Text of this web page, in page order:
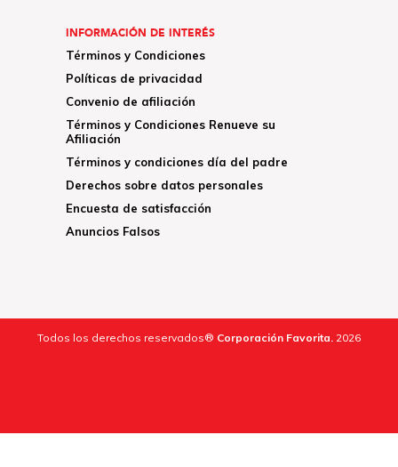
INFORMACIÓN DE INTERÉS
Términos y Condiciones
Políticas de privacidad
Convenio de afiliación
Términos y Condiciones Renueve su
Afiliación
Términos y condiciones día del padre
Derechos sobre datos personales
Encuesta de satisfacción
Anuncios Falsos
Todos los derechos reservados® Corporación Favorita. 2026